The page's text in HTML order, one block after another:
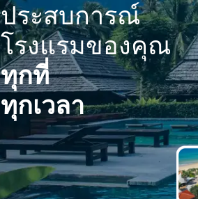
ประสบการณ์
โรงแรมของคุณ
ทุกที่
ทุกเวลา